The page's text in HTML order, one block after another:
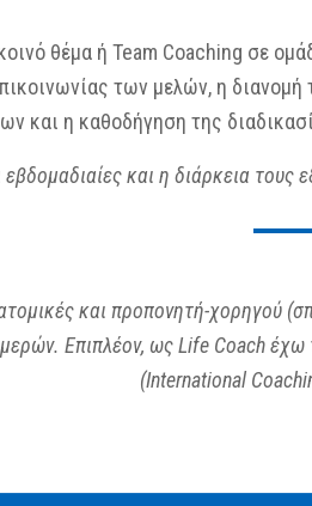
θέμα ή Team Coaching σε
των μελών, η
και η καθοδήγηση της
εβδομαδιαίες και η διάρκεια
και προπονητή-χορηγού
Επιπλέον, ως Life Coach
(International